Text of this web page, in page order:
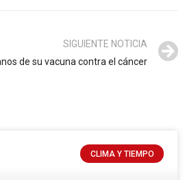
SIGUIENTE NOTICIA
de su vacuna contra el cáncer
CLIMA Y TIEMPO